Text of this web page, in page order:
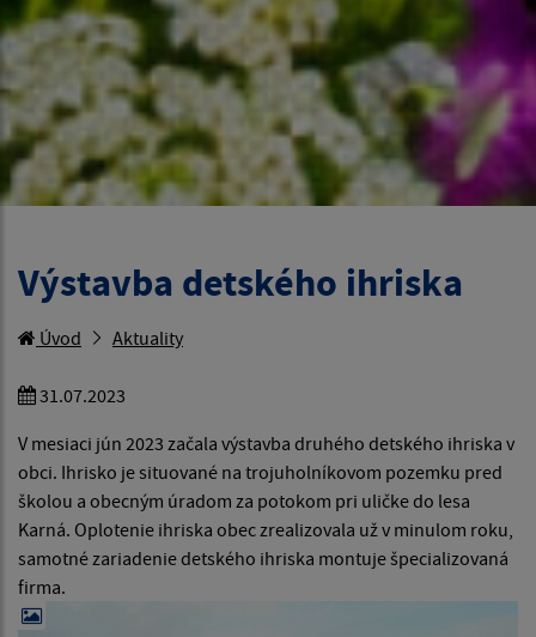
Výstavba detského ihriska
Úvod Aktuality
31.07.2023
V mesiaci jún 2023 začala výstavba druhého detského ihriska v
obci. Ihrisko je situované na trojuholníkovom pozemku pred
školou a obecným úradom za potokom pri uličke do lesa
Karná. Oplotenie ihriska obec zrealizovala už v minulom roku,
samotné zariadenie detského ihriska montuje špecializovaná
firma.